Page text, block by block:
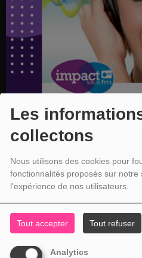
Les
collectons
Nous utilisons des cookies pour
fonctionnalités proposés sur notre
l'expérience de nos utilisateurs.
Tout accepter Tout refuser
Analytics